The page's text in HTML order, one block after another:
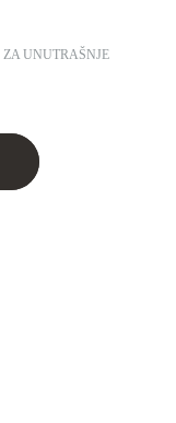
ZA UNUTRAŠNJE